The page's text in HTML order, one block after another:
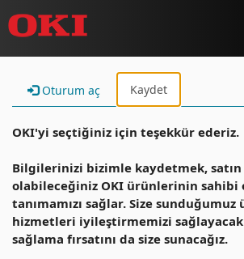
Oturum aç Kaydet
OKI'yi seçtiğiniz için teşekkür ederiz.
Bilgilerinizi bizimle kaydetmek, satın
olabileceğiniz OKI ürünlerinin sahibi
tanımamızı sağlar. Size sunduğumuz
hizmetleri iyileştirmemizi
sağlama fırsatını da size sunacağız.